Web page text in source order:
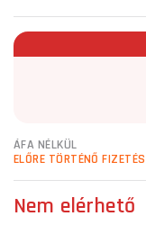
ÁFA NÉLKÜL
ELŐRE TÖRTÉNŐ
Nem elérhető